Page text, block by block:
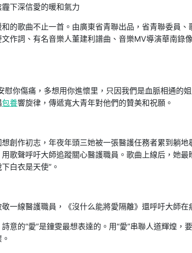
下深信愛的暖和氣力
的歌曲不止一首。由廣東省青聯出品，省青聯委員
文作詞、有名音樂人董建利譜曲、音樂MV導演華南錄
慰你傷痛，多想用你進懷里，只因我們是血脈相通的
包養響旋律，傳遞寬大青年對他們的贊美和祝願。
創作初志，年夜年頭三她被一張醫護任務者累到躺
歌聲呼吁大師追蹤關心醫護職員。歌曲上線后，她
白衣是天使”。
敬一線醫護職員，《沒什么能將愛隔離》還呼吁大師
意的“愛”是鐘雯最想表達的。用“愛”串聯人道輝煌